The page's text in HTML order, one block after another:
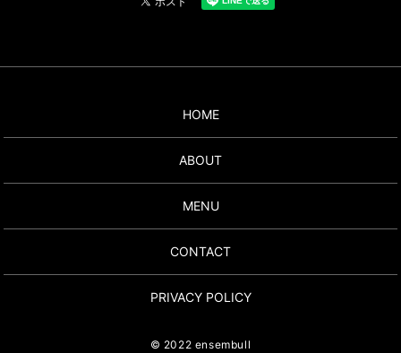
HOME
ABOUT
MENU
CONTACT
PRIVACY POLICY
© 2022 ensembull